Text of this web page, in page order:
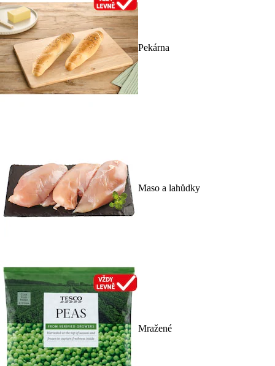
Pekárna
Maso a lahůdky
Mražené